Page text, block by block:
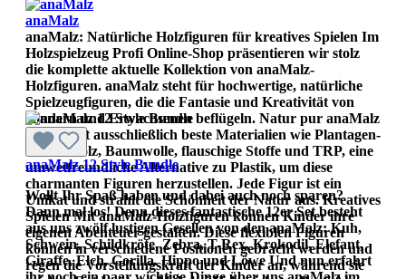
anaMalz
anaMalz: Natürliche Holzfiguren für kreatives Spielen Im
Holzspielzeug Profi Online-Shop präsentieren wir stolz
die komplette aktuelle Kollektion von anaMalz-
Holzfiguren. anaMalz steht für hochwertige, natürliche
Spielzeugfiguren, die die Fantasie und Kreativität von
Kindern und Erwachsenen beflügeln. Natur pur anaMalz
verwendet ausschließlich beste Materialien wie Plantagen-
Buchenholz, Baumwolle, flauschige Stoffe und TRP, eine
umwetfreundliche Alternative zu Plastik, um diese
charmanten Figuren herzustellen. Jede Figur ist ein
Unikat und strahlt die Schönheit der Natur aus. Kreatives
Spielen Mit anaMalz-Holzfiguren können Kinder ihre
eigenen Abenteuer gestalten. Diese flexiblen Figuren
können in verschiedene Positionen gebracht werden und
regen die Vorstellungskraft der Kinder an, während sie
anaMalz 12 Style Bundle
Wollt Ihr Spaß haben und dabei auch noch sparen?
Dann mal los! Denn dieses fantastische 12er Set besteht
aus uns zwölf lustigen Gesellen von den anaMalz: Kuh,
Schwein, Schildkröte, Zebra, T-Rex, Krokodil, Elefant,
Giraffe, Elch, Gorilla. Hippo und Löwe Und nun erfahrt